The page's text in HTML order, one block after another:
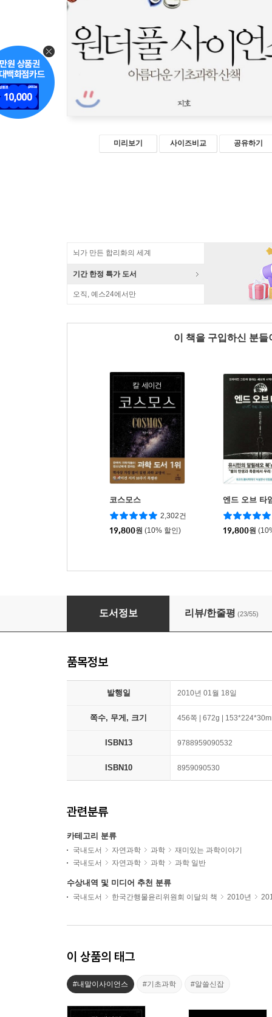
미리보기 사이즈비교 공유하기
뇌가 만든 합리화의 세계
기간 한정 특가 도서
오직, 예스24에서만
이 책을 구입하신 분
코스모스
2,302건
19,800원 (10% 할인)
엔드 오브 타
19,800원
원더풀 사이언스
도서정보 리뷰/한줄평 (23/55)
품목정보
발행일 2010년 01월 18일
쪽수, 무게, 크기 456쪽 | 672g |
ISBN13 9788959090532
ISBN10 8959090530
관련분류
카테고리 분류
국내도서 자연과학 과학
재미있는 과학이야기
국내도서
자연과학 과학 과학 일반
수상내역 및 미디어 추천 분류
국내도서 한국간행물윤리위원회 이달의 책 2010년
이 상품의 태그
#내말이사이언스 #기초과학 #알쓸신잡